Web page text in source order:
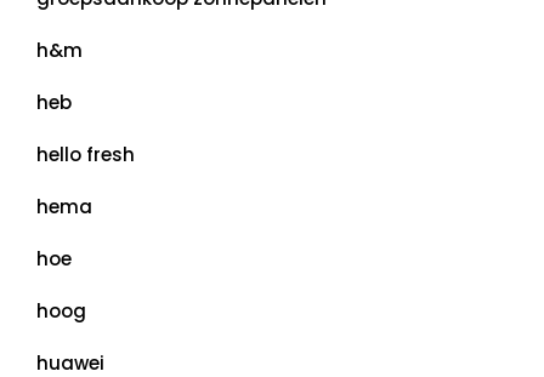
h&m
heb
hello fresh
hema
hoe
hoog
huawei